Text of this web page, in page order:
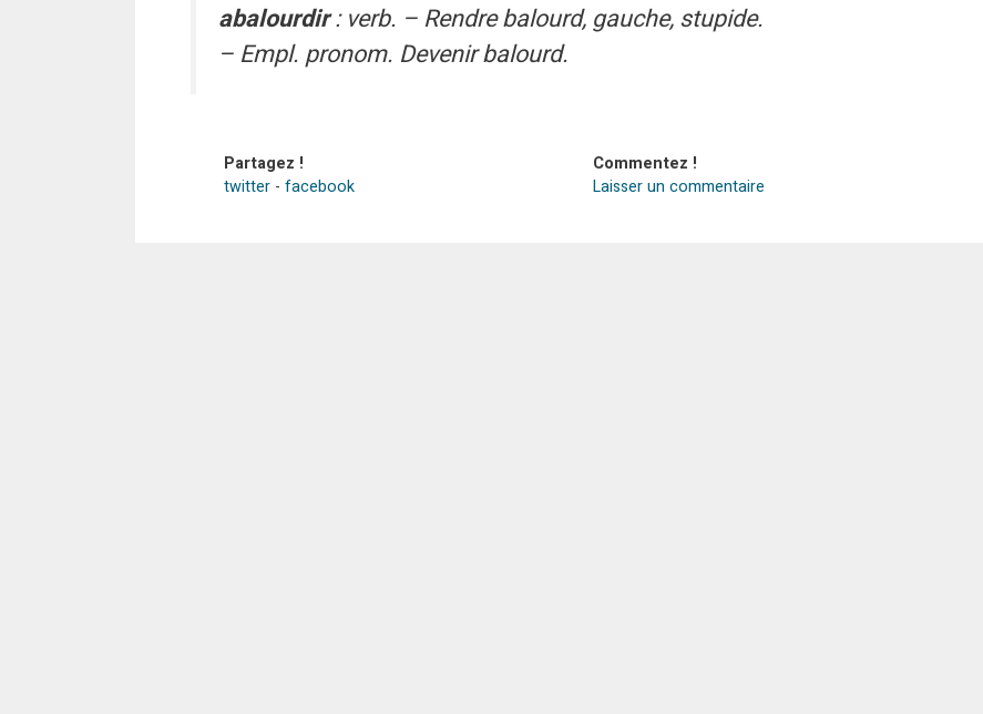
abalourdir: verb. – Rendre balourd, gauche, stupide.
– Empl. pronom. Devenir balourd.
Partagez !
twitter - facebook
Commentez !
Laisser un commentaire